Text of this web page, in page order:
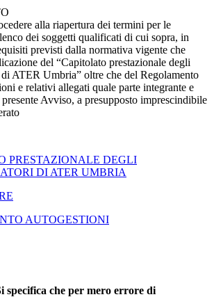
alla riapertura dei termini per le
dei soggetti qualificati di cui sopra, in
previsti dalla normativa vigente che
del “Capitolato prestazionale degli
ATER Umbria” oltre che del Regolamento
e relativi allegati quale parte integrante e
Avviso, a presupposto imprescindibile
PRESTAZIONALE DEGLI
DI ATER UMBRIA
AUTOGESTIONI
specifica che per mero errore di